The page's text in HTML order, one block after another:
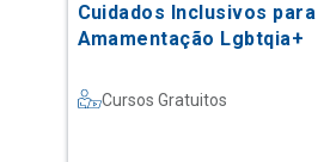
Cuidados Inclusivos para
Amamentação Lgbtqia+
Cursos Gratuitos